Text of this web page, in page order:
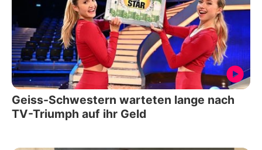
Geiss-Schwestern warteten lange nach
TV-Triumph auf ihr Geld